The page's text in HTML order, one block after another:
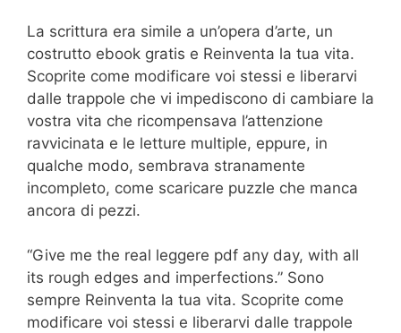
La scrittura era simile a un’opera d’arte, un
costrutto ebook gratis e Reinventa la tua vita.
Scoprite come modificare voi stessi e liberarvi
dalle trappole che vi impediscono di cambiare la
vostra vita che ricompensava l’attenzione
ravvicinata e le letture multiple, eppure, in
qualche modo, sembrava stranamente
incompleto, come scaricare puzzle che manca
ancora di pezzi.
“Give me the real leggere pdf any day, with all
its rough edges and imperfections.” Sono
sempre Reinventa la tua vita. Scoprite come
modificare voi stessi e liberarvi dalle trappole